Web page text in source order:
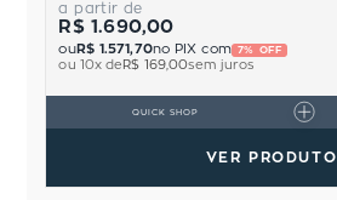
a partir de
R$ 1.690,00
ouR$ 1.571,70no PIX com 7% OFF
ou 10x de R$ 169,00sem juros
QUICK SHOP
VER PRODUTO